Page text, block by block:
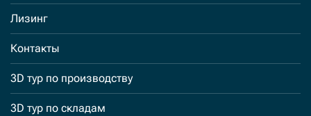
Лизинг
Контакты
3D тур по производству
3D тур по складам